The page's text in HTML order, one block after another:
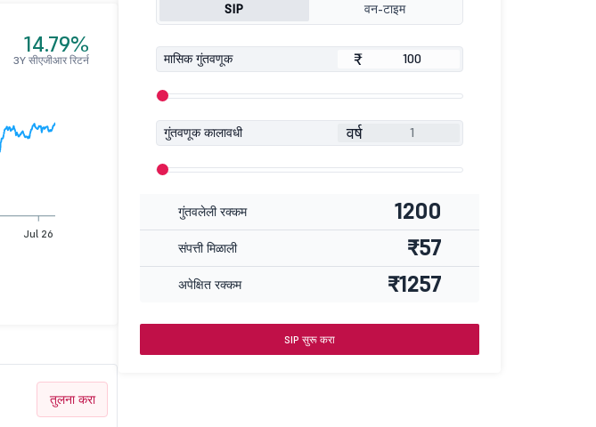
14.79%
3Y सीएजीआर रिटर्न
Jul 26
तुलना करा
SIP वन-टाइम
मासिक गुंतवणूक ₹
गुंतवणूक कालावधी वर्ष
गुंतवलेली रक्कम 1200
संपत्ती मिळाली ₹57
अपेक्षित रक्कम ₹1257
SIP सुरू करा